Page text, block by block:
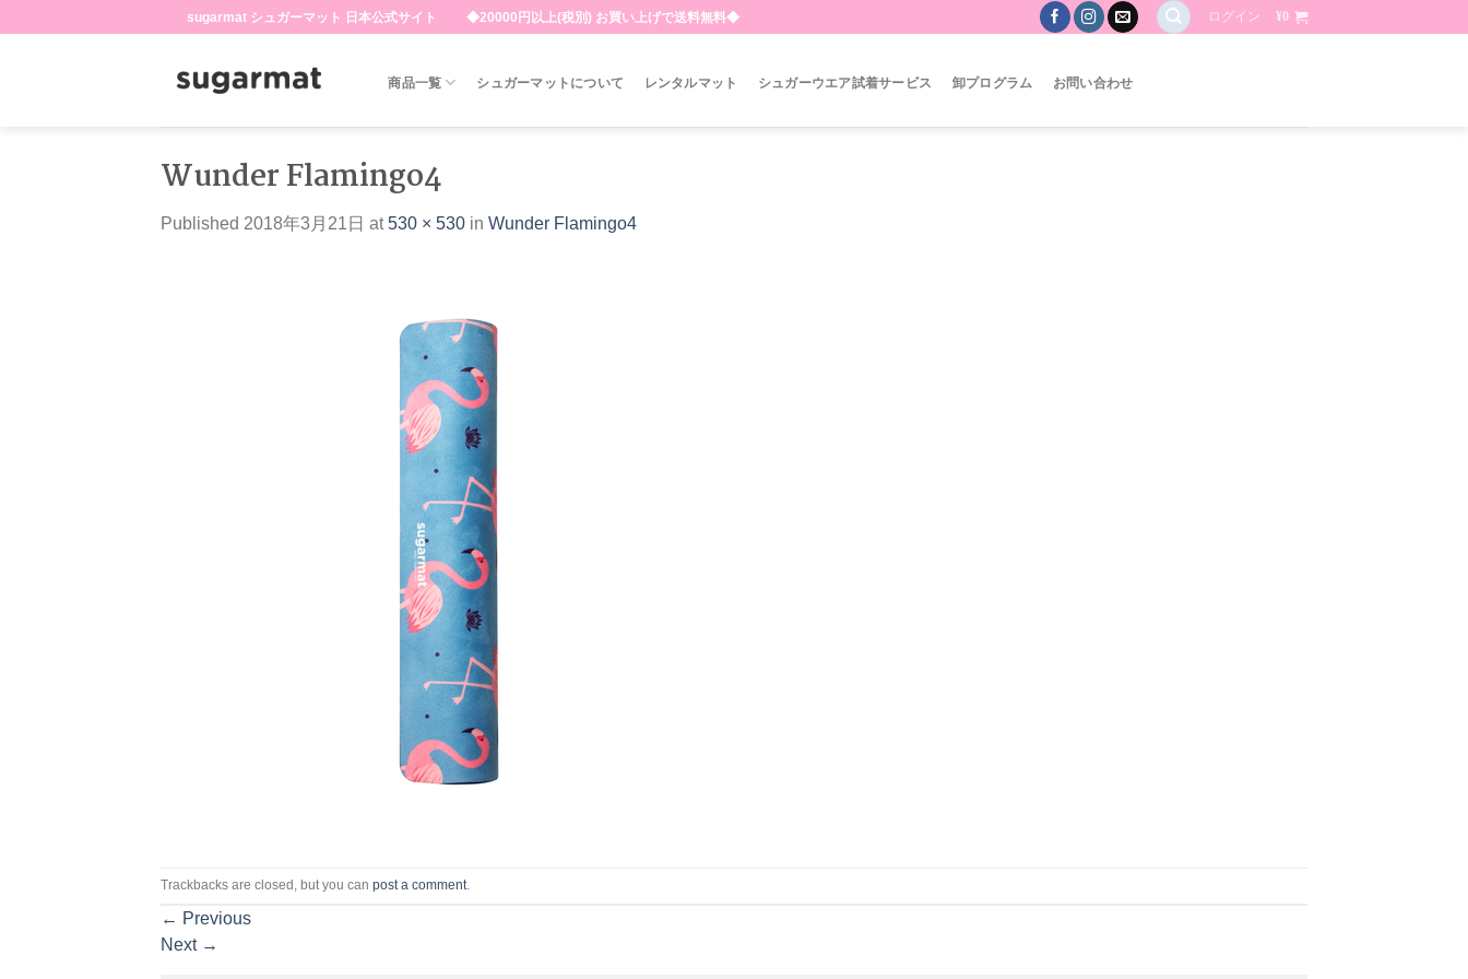
to
sugarmat シュガーマット 日本公式サイト ◆20000円以上(税別) お買い上げで送料無料◆ ログイン ¥0
商品一覧 シュガーマットについて レンタルマット シュガーウエア試着サービス 卸プログラム お問い合わせ
Wunder Flamingo4
Published 2018年3月21日 at530 × 530 in Wunder Flamingo4
Trackbacks are closed, but you can post a comment.
← Previous
Next →